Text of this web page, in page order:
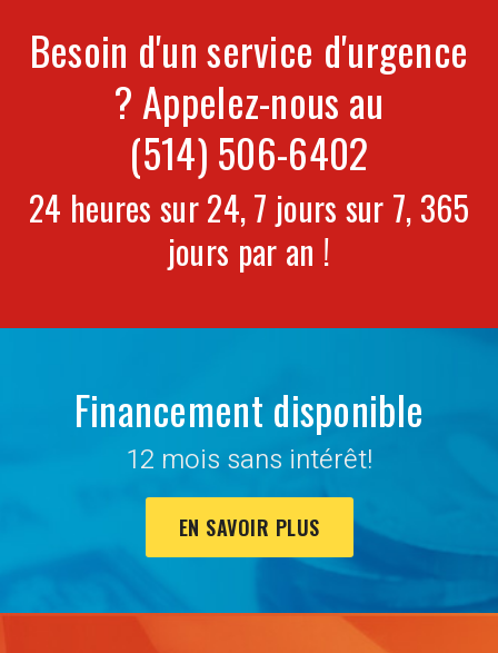
Besoin d'un service d'urgence
? Appelez-nous au
(514) 506-6402
24 heures sur 24, 7 jours sur 7, 365
jours par an !
Financement disponible
12 mois sans intérêt!
EN SAVOIR PLUS